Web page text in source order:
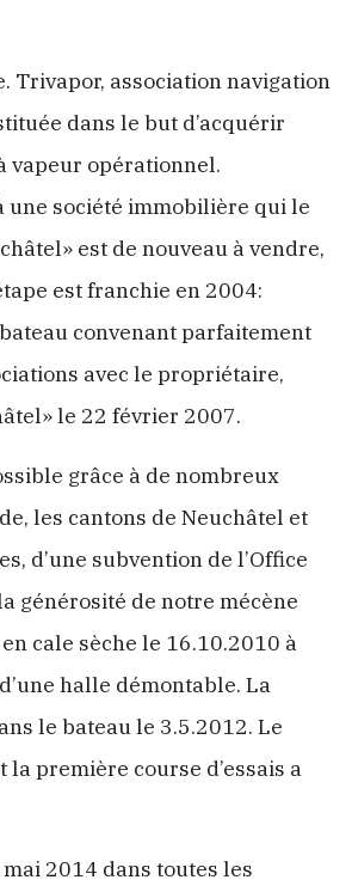
Trivapor, association navigation
dans le but d’acquérir
vapeur opérationnel.
une société immobilière qui le
est de nouveau à vendre,
est franchie en 2004:
convenant parfaitement
avec le propriétaire,
le 22 février 2007.
grâce à de nombreux
les cantons de Neuchâtel et
d’une subvention de l’Office
générosité de notre mécène
cale sèche le 16.10.2010 à
halle démontable. La
le bateau le 3.5.2012. Le
la première course d’essais a
2014 dans toutes les